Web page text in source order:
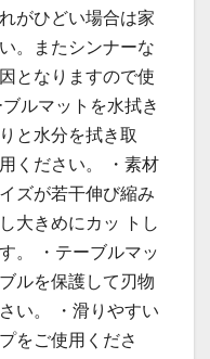
がひどい場合は家
。またシンナーな
となりますので使
ルマットを水拭き
と水分を拭き取
ください。 ・素材
ズが若干伸び縮み
大きめにカッ トし
。 ・テーブルマッ
ルを保護して刃物
い。 ・滑りやすい
をご使用くださ